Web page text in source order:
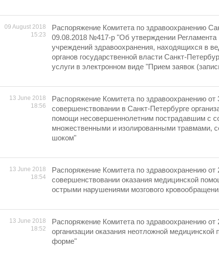
09 August 2018
15:23
Распоряжение Комитета по здравоохранению
09.08.2018 №417-р "Об утверждении Регламента
учреждений здравоохранения, находящихся в
органов государственной власти Санкт-
услуги в электронном виде "Прием заявок
13 June 2018
18:56
Распоряжение Комитета по здравоохранению
совершенствовании в Санкт-Петербурге
помощи несовершеннолетним пострадавшим с
множественными и изолированными травмами,
шоком"
13 June 2018
18:54
Распоряжение Комитета по здравоохранению
совершенствовании оказания медицинской
острыми нарушениями мозгового
13 June 2018
18:52
Распоряжение Комитета по здравоохранению
организации оказания неотложной
форме"